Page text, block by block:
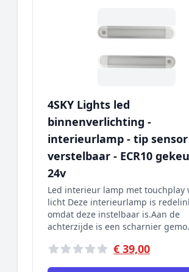
4SKY Lights led
binnenverlichting -
interieurlamp - tip
verstelbaar - ECR10
24v
Led interieur lamp met touchplay
licht Deze interieurlamp is
omdat deze instelbaar is.Aan de
achterzijde is een scharnier
€ 39,00